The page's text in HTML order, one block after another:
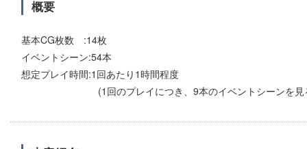
概要
基本CG枚数 :14枚
イベントシーン:54本
想定プレイ時間:1回あたり1時間程度
(1回のプレイにつき、9本のイベントシーンを見る